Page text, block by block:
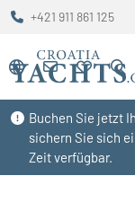
Buchen Sie jetzt
sichern Sie sich
Zeit verfügbar.
+421 911 861 125